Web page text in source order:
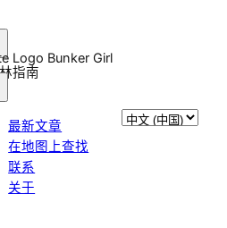
Bunker Girl
指南
最新文章
在地图上查找
联系
关于
选